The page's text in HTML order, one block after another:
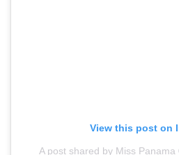
View this post on
A post shared by Miss